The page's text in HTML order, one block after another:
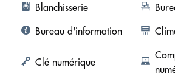
Blanchisserie
Bureau d'information
Clé numérique